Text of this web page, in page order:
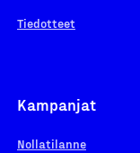
Tiedotteet
Kampanjat
Nollatilanne